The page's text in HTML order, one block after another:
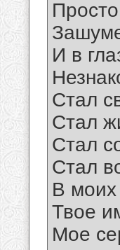
И в
Стал
Стал
Стал
Стал
В моих
Твое
Мое